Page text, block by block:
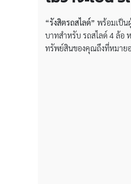
“รังสิตรถสไลด์” พร้อมเป็น
บาทสำหรับ รถสไลด์ 4 ล้อ
ทรัพย์สินของคุณถึงที่หมายอ